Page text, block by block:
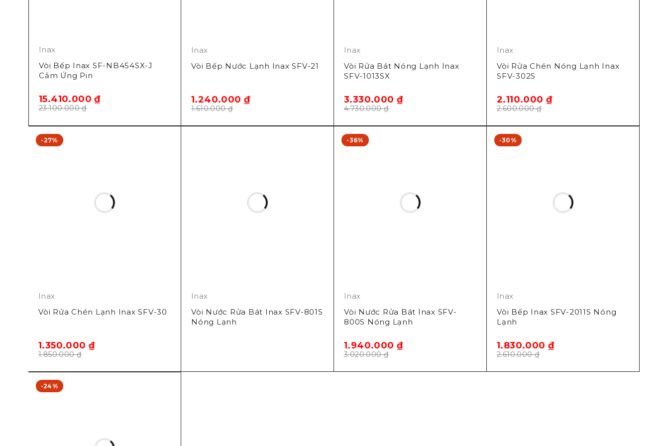
Inax
Vòi Bếp Inax SF-NB454SX-J
Cảm Ứng Pin
23.100.000₫
15.410.000₫
Inax
Vòi Bếp Nước Lạnh Inax SFV-21
1.610.000₫
1.240.000₫
Inax
Vòi Rửa Bát Nóng Lạnh Inax
SFV-1013SX
4.730.000₫
3.330.000₫
Inax
Vòi Rửa Chén Nóng Lạnh Inax
SFV-302S
2.600.000₫
2.110.000₫
-27%
Inax
Vòi Rửa Chén Lạnh Inax SFV-30
1.850.000₫
1.350.000₫
Inax
Vòi Nước Rửa Bát Inax SFV-801S
Nóng Lạnh
-36%
Inax
Vòi Nước Rửa Bát Inax SFV-
800S Nóng Lạnh
3.020.000₫
1.940.000₫
-30%
Inax
Vòi Bếp Inax SFV-2011S Nóng
Lạnh
2.610.000₫
1.830.000₫
-24%